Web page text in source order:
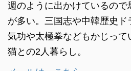
週のように出かけているので
が多い。三国志や中韓歴史ド
気功や太極拳などもかじって
猫との2人暮らし。